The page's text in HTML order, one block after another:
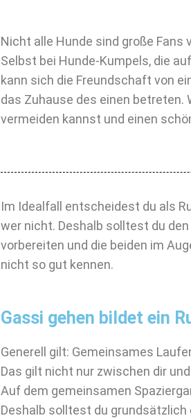
Nicht alle Hunde sind große
Selbst bei Hunde-Kumpels, die
kann sich die Freundschaft von
das Zuhause des einen betreten.
vermeiden kannst und einen
Im Idealfall entscheidest du als
wer nicht. Deshalb solltest du
vorbereiten und die beiden im
nicht so gut kennen.
Gassi gehen bildet ein
Generell gilt: Gemeinsames
Das gilt nicht nur zwischen dir
Auf dem gemeinsamen
Deshalb solltest du grundsätzlich